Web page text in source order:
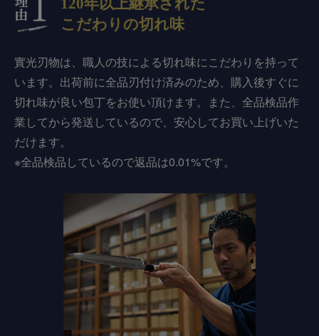
120年以上継承された
こだわりの切れ味
實光刃物は、職人の技による切れ味にこだわりを持って
います。出荷前に全品刃付け済みのため、購入後すぐに
切れ味が良い包丁をお使い頂けます。また、全品検品作
業してから発送しているので、安心してお買い上げいた
だけます。
※全品検品しているので返品は0.01%です。